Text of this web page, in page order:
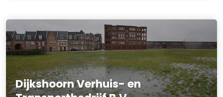
Dijkshoorn Verhuis- en